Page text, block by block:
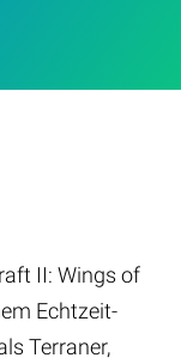
II: Wings of
Echtzeit-
Terraner,